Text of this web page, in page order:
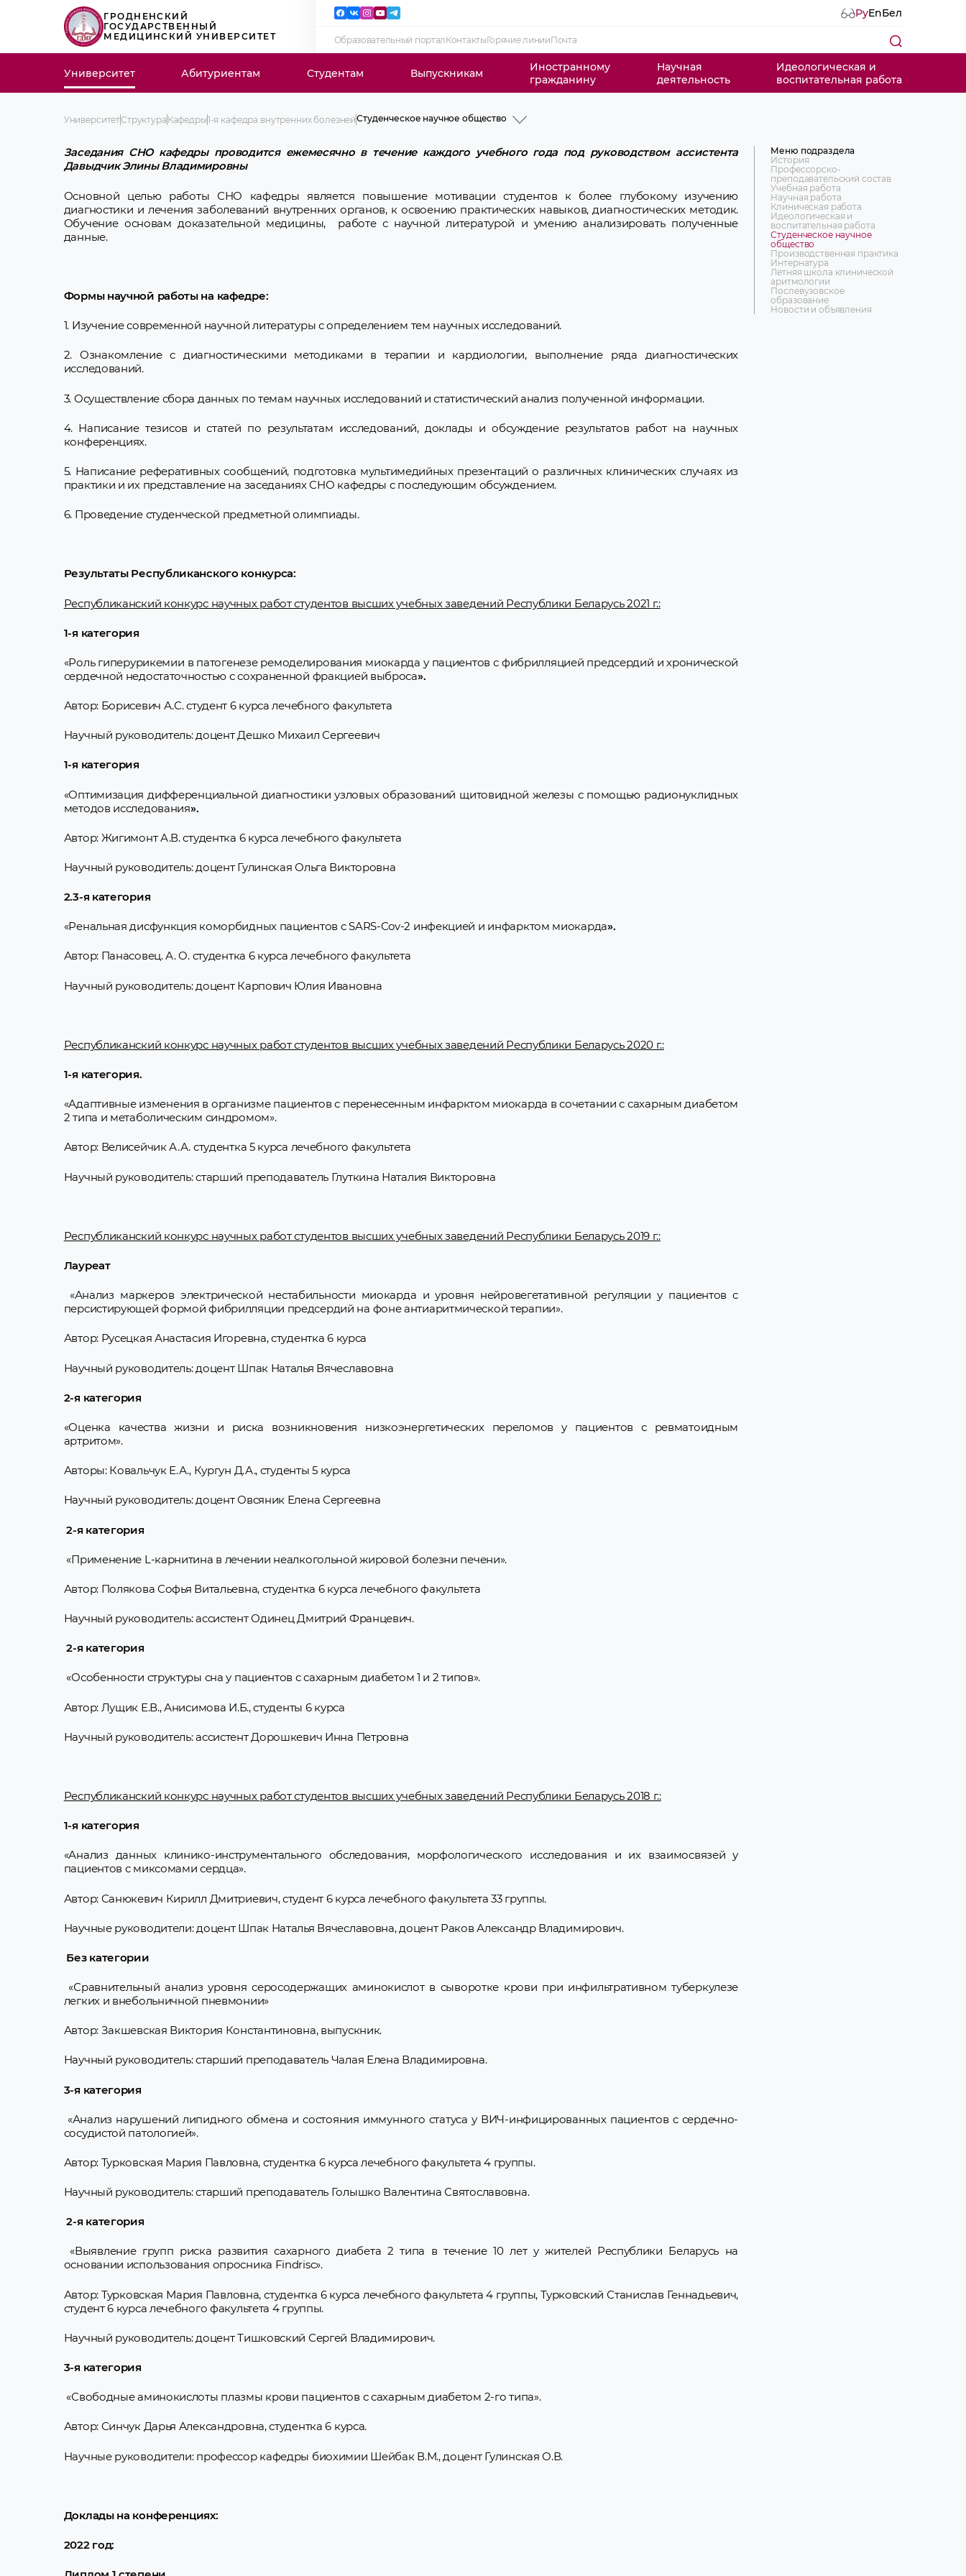
ГРОДНЕНСКИЙ
ГОСУДАРСТВЕННЫЙ
МЕДИЦИНСКИЙ УНИВЕРСИТЕТ
РуEnБел
Образовательный порталКонтактыГорячие линииПочта
Университет Абитуриентам Студентам Выпускникам
Иностранному
гражданину
Научная
деятельность
Идеологическая и
воспитательная работа
УниверситетСтруктура Кафедры1-я кафедра внутренних болезнейСтуденческое научное общество
Профессорско-преподавательский
Клиническая работа
Идеологическая и воспитательная
работа
Студенческое научное общество
Заседания СНО кафедры проводится ежемесячно в течение каждого учебного года под руководством ассистента
Давыдчик Элины Владимировны
Основной целью работы СНО кафедры является повышение мотивации студентов к более глубокому изучению
диагностики и лечения заболеваний внутренних органов, к освоению практических навыков, диагностических методик.
Обучение основам доказательной медицины, работе с научной литературой и умению анализировать полученные
данные.
Формы научной работы на кафедре:
1. Изучение современной научной литературы с определением тем научных исследований.
2. Ознакомление с диагностическими методиками в терапии и кардиологии, выполнение ряда диагностических
исследований.
3. Осуществление сбора данных по темам научных исследований и статистический анализ полученной информации.
4. Написание тезисов и статей по результатам исследований, доклады и обсуждение результатов работ на научных
конференциях.
5. Написание реферативных сообщений, подготовка мультимедийных презентаций о различных клинических случаях из
практики и их представление на заседаниях СНО кафедры с последующим обсуждением.
6. Проведение студенческой предметной олимпиады.
Результаты Республиканского конкурса:
Республиканский конкурс научных работ студентов высших учебных заведений Республики Беларусь 2021 г.:
1-я категория
«Роль гиперурикемии в патогенезе ремоделирования миокарда у пациентов с фибрилляцией предсердий и хронической
сердечной недостаточностью с сохраненной фракцией выброса».
Автор: Борисевич А.С. студент 6 курса лечебного факультета
Научный руководитель: доцент Дешко Михаил Сергеевич
1-я категория
«Оптимизация дифференциальной диагностики узловых образований щитовидной железы с помощью радионуклидных
методов исследования».
Автор: Жигимонт А.В. студентка 6 курса лечебного факультета
Научный руководитель: доцент Гулинская Ольга Викторовна
2.3-я категория
«Ренальная дисфункция коморбидных пациентов с SARS-Cov-2 инфекцией и инфарктом миокарда».
Автор: Панасовец. А. О. студентка 6 курса лечебного факультета
Научный руководитель: доцент Карпович Юлия Ивановна
Республиканский конкурс научных работ студентов высших учебных заведений Республики Беларусь 2020 г.:
1-я категория.
«Адаптивные изменения в организме пациентов с перенесенным инфарктом миокарда в сочетании с сахарным диабетом
2 типа и метаболическим синдромом».
Автор: Велисейчик А.А. студентка 5 курса лечебного факультета
Научный руководитель: старший преподаватель Глуткина Наталия Викторовна
Республиканский конкурс научных работ студентов высших учебных заведений Республики Беларусь 2019 г.:
Лауреат
«Анализ маркеров электрической нестабильности миокарда и уровня нейровегетативной регуляции у пациентов с
персистирующей формой фибрилляции предсердий на фоне антиаритмической терапии».
Автор: Русецкая Анастасия Игоревна, студентка 6 курса
Научный руководитель: доцент Шпак Наталья Вячеславовна
2-я категория
«Оценка качества жизни и риска возникновения низкоэнергетических переломов у пациентов с ревматоидным
артритом».
Авторы: Ковальчук Е.А., Кургун Д.А., студенты 5 курса
Научный руководитель: доцент Овсяник Елена Сергеевна
2-я категория
«Применение L-карнитина в лечении неалкогольной жировой болезни печени».
Автор: Полякова Софья Витальевна, студентка 6 курса лечебного факультета
Научный руководитель: ассистент Одинец Дмитрий Францевич.
2-я категория
«Особенности структуры сна у пациентов с сахарным диабетом 1 и 2 типов».
Автор: Лущик Е.В., Анисимова И.Б., студенты 6 курса
Научный руководитель: ассистент Дорошкевич Инна Петровна
Республиканский конкурс научных работ студентов высших учебных заведений Республики Беларусь 2018 г.:
1-я категория
«Анализ данных клинико-инструментального обследования, морфологического исследования и их взаимосвязей у
пациентов с миксомами сердца».
Автор: Санюкевич Кирилл Дмитриевич, студент 6 курса лечебного факультета 33 группы.
Научные руководители: доцент Шпак Наталья Вячеславовна, доцент Раков Александр Владимирович.
Без категории
«Сравнительный анализ уровня серосодержащих аминокислот в сыворотке крови при инфильтративном туберкулезе
легких и внебольничной пневмонии»
Автор: Закшевская Виктория Константиновна, выпускник.
Научный руководитель: старший преподаватель Чалая Елена Владимировна.
3-я категория
«Анализ нарушений липидного обмена и состояния иммунного статуса у ВИЧ-инфицированных пациентов с сердечно-
сосудистой патологией».
Автор: Турковская Мария Павловна, студентка 6 курса лечебного факультета 4 группы.
Научный руководитель: старший преподаватель Голышко Валентина Святославовна.
2-я категория
«Выявление групп риска развития сахарного диабета 2 типа в течение 10 лет у жителей Республики Беларусь на
основании использования опросника Findrisc».
Автор: Турковская Мария Павловна, студентка 6 курса лечебного факультета 4 группы, Турковский Станислав Геннадьевич,
студент 6 курса лечебного факультета 4 группы.
Научный руководитель: доцент Тишковский Сергей Владимирович.
3-я категория
«Свободные аминокислоты плазмы крови пациентов с сахарным диабетом 2-го типа».
Автор: Синчук Дарья Александровна, студентка 6 курса.
Научные руководители: профессор кафедры биохимии Шейбак В.М., доцент Гулинская О.В.
Доклады на конференциях:
2022 год:
Меню подраздела
История
Профессорско-
преподавательский состав
Учебная работа
Научная работа
Клиническая работа
Идеологическая и
воспитательная работа
Студенческое научное
общество
Производственная практика
Интернатура
Летняя школа клинической
аритмологии
Послевузовское
образование
Новости и объявления